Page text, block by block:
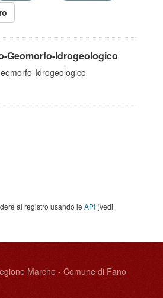
Geomorfo-Idrogeologico
Idrogeologico
al registro usando le API (vedi
Marche - Comune di Fano